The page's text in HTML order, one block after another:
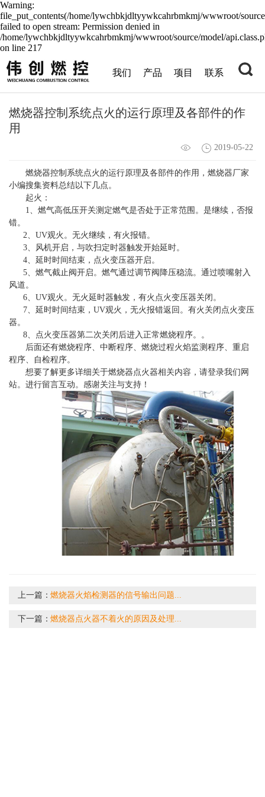
Warning:
file_put_contents(/home/lywchbkjdltyywkcahrbmkmj/wwwroot/
failed to open stream: Permission denied in
/home/lywchbkjdltyywkcahrbmkmj/wwwroot/source/model/
on line 217
我们 产品 项目 联系
燃烧器控制系统点火的运行原理及各部件的作
用
2019-05-22
燃烧器控制系统点火的运行原理及各部件的作用，燃烧器厂家
小编搜集资料总结以下几点。
起火：
1、燃气高低压开关测定燃气是否处于正常范围。是继续，否报
错。
2、UV观火。无火继续，有火报错。
3、风机开启，与吹扫定时器触发开始延时。
4、延时时间结束，点火变压器开启。
5、燃气截止阀开启。燃气通过调节阀降压稳流。通过喷嘴射入
风道。
6、UV观火。无火延时器触发，有火点火变压器关闭。
7、延时时间结束，UV观火，无火报错返回。有火关闭点火变压
器。
8、点火变压器第二次关闭后进入正常燃烧程序。。
后面还有燃烧程序、中断程序、燃烧过程火焰监测程序、重启
程序、自检程序。
想要了解更多详细关于燃烧器点火器相关内容，请登录我们网
站。进行留言互动。感谢关注与支持！
上一篇：燃烧器火焰检测器的信号输出问题...
下一篇：燃烧器点火器不着火的原因及处理...